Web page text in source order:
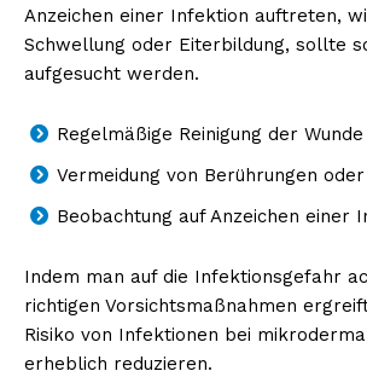
Anzeichen einer Infektion auftreten,
Schwellung oder Eiterbildung, sollte
aufgesucht werden.
Regelmäßige Reinigung der Wunde
Vermeidung von Berührungen oder
Beobachtung auf Anzeichen einer
Indem man auf die Infektionsgefahr
richtigen Vorsichtsmaßnahmen
Risiko von Infektionen bei
erheblich reduzieren.